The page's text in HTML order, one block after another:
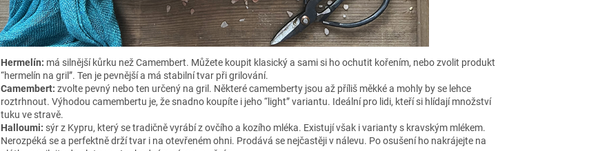
Hermelín: má silnější kůrku než Camembert. Můžete koupit klasický a sami si ho ochutit kořením, nebo zvolit produkt
“hermelín na gril”. Ten je pevnější a má stabilní tvar při grilování.
Camembert: zvolte pevný nebo ten určený na gril. Některé camemberty jsou až příliš měkké a mohly by se lehce
roztrhnout. Výhodou camembertu je, že snadno koupíte i jeho “light” variantu. Ideální pro lidi, kteří si hlídají množství
tuku ve stravě.
Halloumi: sýr z Kypru, který se tradičně vyrábí z ovčího a kozího mléka. Existují však i varianty s kravským mlékem.
Nerozpéká se a perfektně drží tvar i na otevřeném ohni. Prodává se nejčastěji v nálevu. Po osušení ho nakrájejte na